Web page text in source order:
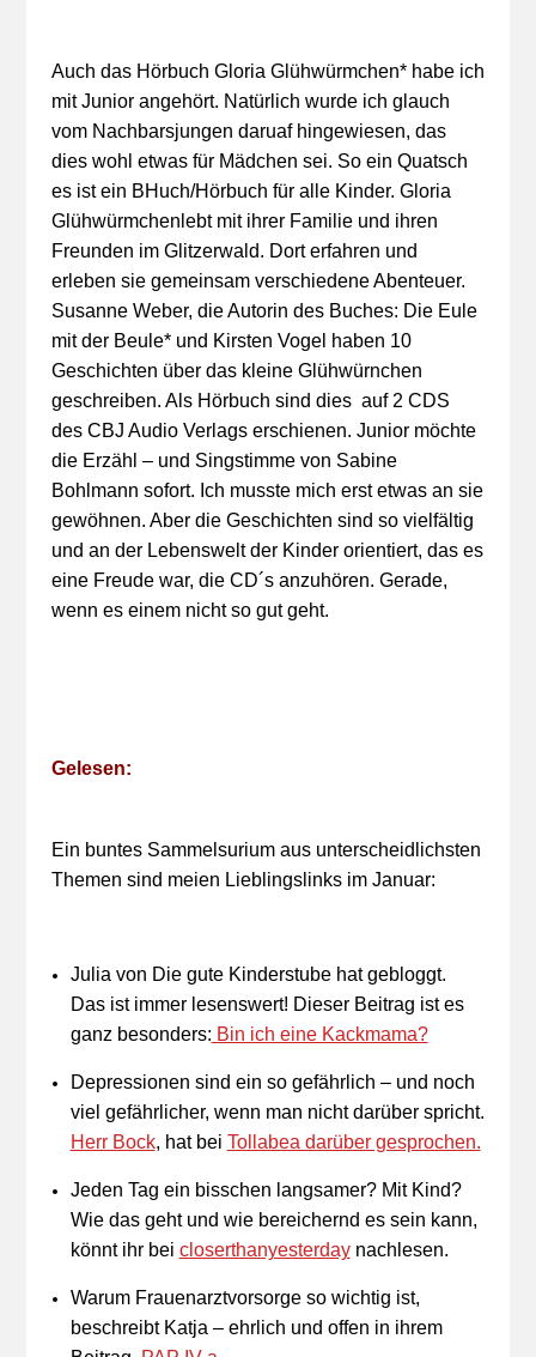
Auch das Hörbuch Gloria Glühwürmchen* habe ich
mit Junior angehört. Natürlich wurde ich glauch
vom Nachbarsjungen daruaf hingewiesen, das
dies wohl etwas für Mädchen sei. So ein Quatsch
es ist ein BHuch/Hörbuch für alle Kinder. Gloria
Glühwürmchenlebt mit ihrer Familie und ihren
Freunden im Glitzerwald. Dort erfahren und
erleben sie gemeinsam verschiedene Abenteuer.
Susanne Weber, die Autorin des Buches: Die Eule
mit der Beule* und Kirsten Vogel haben 10
Geschichten über das kleine Glühwürnchen
geschreiben. Als Hörbuch sind dies auf 2 CDS
des CBJ Audio Verlags erschienen. Junior möchte
die Erzähl – und Singstimme von Sabine
Bohlmann sofort. Ich musste mich erst etwas an sie
gewöhnen. Aber die Geschichten sind so vielfältig
und an der Lebenswelt der Kinder orientiert, das es
eine Freude war, die CD´s anzuhören. Gerade,
wenn es einem nicht so gut geht.
Gelesen:
Ein buntes Sammelsurium aus unterscheidlichsten
Themen sind meien Lieblingslinks im Januar:
Julia von Die gute Kinderstube hat gebloggt.
Das ist immer lesenswert! Dieser Beitrag ist es
ganz besonders: Bin ich eine Kackmama?
Depressionen sind ein so gefährlich – und noch
viel gefährlicher, wenn man nicht darüber spricht.
Herr Bock, hat bei Tollabea darüber gesprochen.
Jeden Tag ein bisschen langsamer? Mit Kind?
Wie das geht und wie bereichernd es sein kann,
könnt ihr bei closerthanyesterdaynachlesen.
Warum Frauenarztvorsorge so wichtig ist,
beschreibt Katja – ehrlich und offen in ihrem